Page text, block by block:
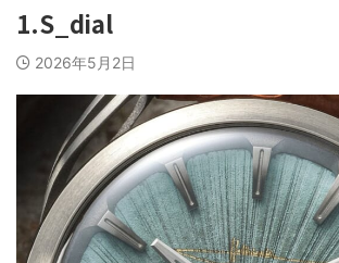
1.S_dial
2026年5月2日